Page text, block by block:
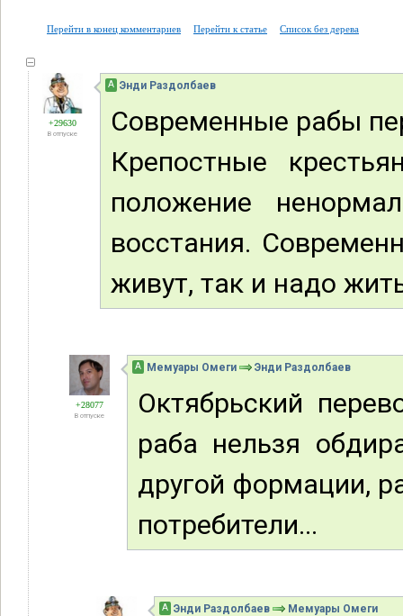
Перейти в конец комментариев Перейти к статье Список без дерева
+29630
В отпуске
А Энди Раздолбаев
Современные рабы
Крепостные
положение
восстания.
живут, так и надо
+28077
В отпуске
А Мемуары Омеги Энди Раздолбаев
Октябрьский
раба нельзя
другой формации,
потребители...
А Энди Раздолбаев Мемуары Омеги